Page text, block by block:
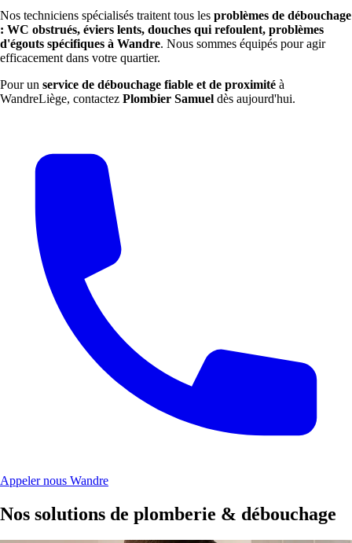
Nos techniciens spécialisés traitent tous les problèmes de débouchage
: WC obstrués, éviers lents, douches qui refoulent, problèmes
d'égouts spécifiques à Wandre. Nous sommes équipés pour agir
efficacement dans votre quartier.
Pour un service de débouchage fiable et de proximité à
WandreLiège, contactez Plombier Samuel dès aujourd'hui.
Appeler nous Wandre
Nos solutions de plomberie & débouchage